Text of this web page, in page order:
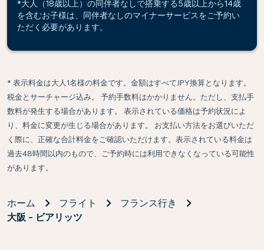
*大人（18歳以上）の同伴者なしで搭乗する5歳以上から14歳
を含むお子様は、同伴者なしのマイナーサービスをご予約い
ただく必要があります。
* 表示料金は大人1名様の料金です。金額はすべてJPY換算となります。
税金とサーチャージ込み。 予約手数料はかかりません。ただし、支払手
数料が発生する場合があります。 表示されている価格は予約状況によ
り、料金に変更が生じる場合があります。 お支払い方法をお選びいただ
く際に、正確な合計料金をご確認いただけます。表示されている料金は
過去48時間以内のもので、ご予約時には利用できなくなっている可能性
があります。
ホーム フライト
フランス行き
大阪 - ビアリッツ